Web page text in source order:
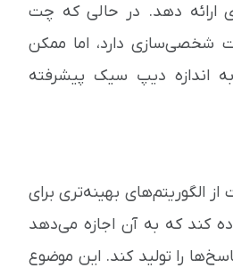
ارائه دهد. در حالی که چت
شخصی‌سازی دارد، اما ممکن
اندازه دیپ سیک پیشرفته
بهینه‌تری برای
کند که به آن اجازه می‌دهد
را تولید کند. این موضوع